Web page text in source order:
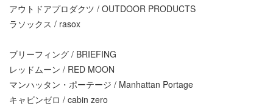
アウトドアプロダクツ / OUTDOOR PRODUCTS
ラソックス / rasox
ブリーフィング / BRIEFING
レッドムーン / RED MOON
マンハッタン・ポーテージ / Manhattan Portage
キャビンゼロ / cabin zero